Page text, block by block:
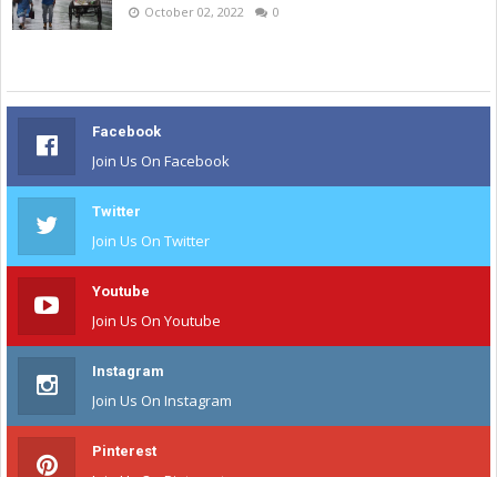
October 02, 2022 0
Facebook
Join Us On Facebook
Twitter
Join Us On Twitter
Youtube
Join Us On Youtube
Instagram
Join Us On Instagram
Pinterest